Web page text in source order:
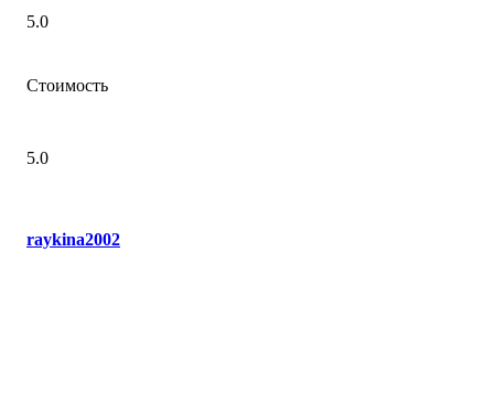
5.0
Стоимость
5.0
raykina2002